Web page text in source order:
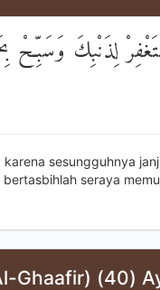
لِذَنْبِكَ وَسَبِّحْ
sesungguhnya
seraya
Ghaafir) (40)